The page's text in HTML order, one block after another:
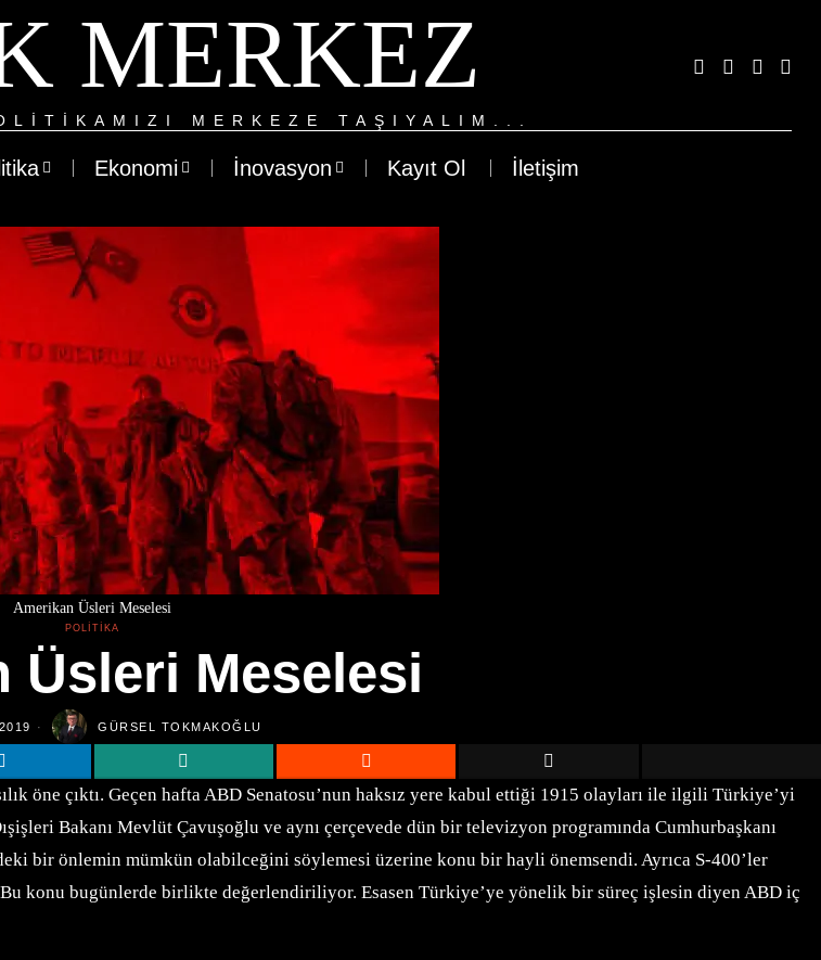
MERKEZ
MERKEZE TAŞIYALIM...
Ekonomi İnovasyon Kayıt Ol İletişim
Amerikan Üsleri Meselesi
POLITIKA
Üsleri Meselesi
GÜRSEL TOKMAKOĞLU
öne çıktı. Geçen hafta ABD Senatosu’nun haksız yere kabul ettiği 1915 olayları ile ilgili Türkiye’yi
Bakanı Mevlüt Çavuşoğlu ve aynı çerçevede dün bir televizyon programında Cumhurbaşkanı
bir önlemin mümkün olabilceğini söylemesi üzerine konu bir hayli önemsendi. Ayrıca S-400’ler
Bu konu bugünlerde birlikte değerlendiriliyor. Esasen Türkiye’ye yönelik bir süreç işlesin diyen ABD iç